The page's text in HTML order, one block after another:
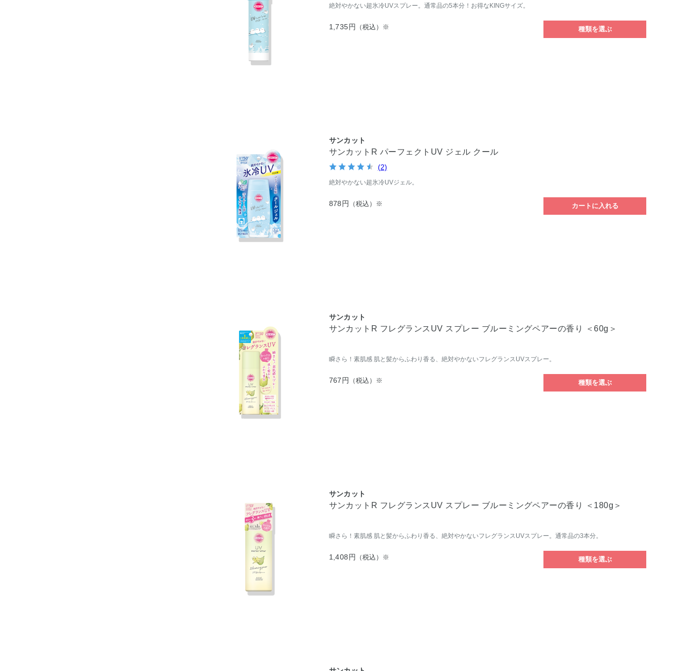
絶対やかない超氷冷UVスプレー。通常品の5本分！お得なKINGサイズ。
1,735円 （税込）※ 種類を選ぶ
サンカット
サンカットR パーフェクトUV ジェル クール
(2)
絶対やかない超氷冷UVジェル。
878円 （税込）※ カートに入れる
サンカット
サンカットR フレグランスUV スプレー ブルーミングペアーの香り ＜60g＞
瞬さら！素肌感 肌と髪からふわり香る、絶対やかないフレグランスUVスプレー。
767円 （税込）※ 種類を選ぶ
サンカット
サンカットR フレグランスUV スプレー ブルーミングペアーの香り ＜180g＞
瞬さら！素肌感 肌と髪からふわり香る、絶対やかないフレグランスUVスプレー。通常品の3本分。
1,408円 （税込）※ 種類を選ぶ